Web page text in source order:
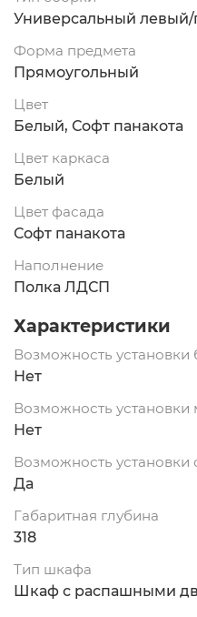
Универсальный
Форма предмета
Прямоугольный
Цвет
Белый, Софт панакота
Цвет каркаса
Белый
Цвет фасада
Софт панакота
Наполнение
Полка ЛДСП
Характеристики
Возможность установки
Нет
Возможность установки
Нет
Возможность установки
Да
Габаритная глубина
318
Тип шкафа
Шкаф с распашными